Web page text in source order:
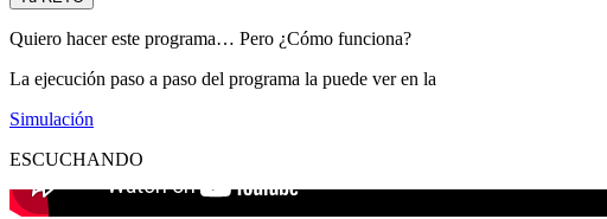
Quiero hacer este programa… Pero ¿Cómo funciona?
La ejecución paso a paso del programa la puede ver en la
Simulación
ESCUCHANDO